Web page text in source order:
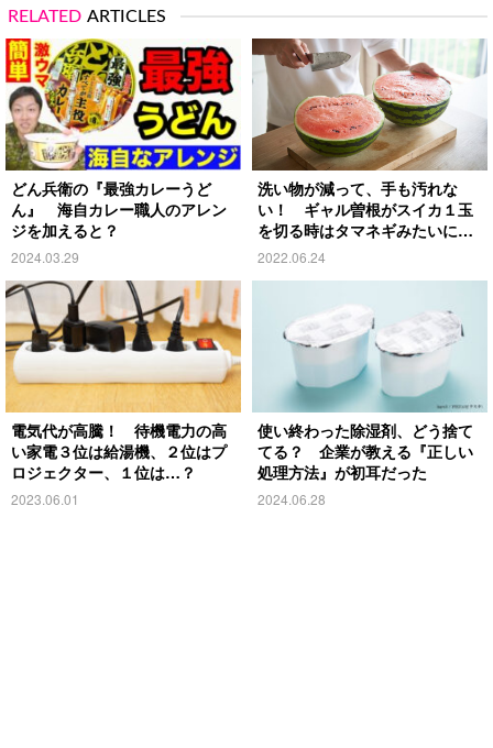
RELATED ARTICLES
どん兵衛の『最強カレーうど
ん』 海自カレー職人のアレン
ジを加えると？
2024.03.29
洗い物が減って、手も汚れな
い！ ギャル曽根がスイカ１玉
を切る時はタマネギみたいに…
2022.06.24
電気代が高騰！ 待機電力の高
い家電３位は給湯機、２位はプ
ロジェクター、１位は…？
2023.06.01
使い終わった除湿剤、どう捨て
てる？ 企業が教える『正しい
処理方法』が初耳だった
2024.06.28